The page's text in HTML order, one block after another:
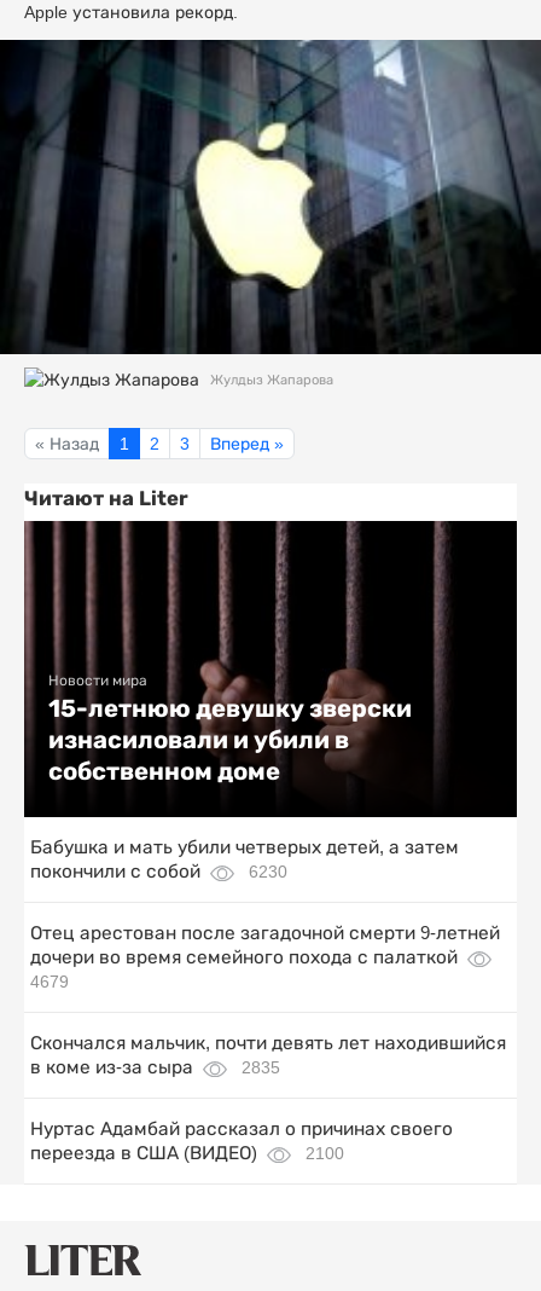
Apple установила рекорд.
Жулдыз Жапарова
« Назад 1 2 3 Вперед »
Читают на Liter
Новости мира
15-летнюю девушку зверски
изнасиловали и убили в
собственном доме
Бабушка и мать убили четверых детей, а затем
покончили с собой
6230
Отец арестован после загадочной смерти 9-летней
дочери во время семейного похода с палаткой
4679
Скончался мальчик, почти девять лет находившийся
в коме из-за сыра
2835
Нуртас Адамбай рассказал о причинах своего
переезда в США (ВИДЕО)
2100